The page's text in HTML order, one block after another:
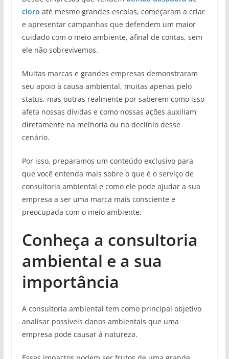
cloro até mesmo grandes escolas, começaram a criar
e apresentar campanhas que defendem um maior
cuidado com o meio ambiente, afinal de contas, sem
ele não sobrevivemos.
Muitas marcas e grandes empresas demonstraram
seu apoio à causa ambiental, muitas apenas pelo
status, mas outras realmente por saberem como isso
afeta nossas dívidas e como nossas ações auxiliam
diretamente na melhoria ou no declínio desse
cenário.
Por isso, preparamos um conteúdo exclusivo para
que você entenda mais sobre o que é o serviço de
consultoria ambiental e como ele pode ajudar a sua
empresa a ser uma marca mais consciente e
preocupada com o meio ambiente.
Conheça a consultoria
ambiental e a sua
importância
A consultoria ambiental tem como principal objetivo
analisar possíveis danos ambientais que uma
empresa pode causar à natureza.